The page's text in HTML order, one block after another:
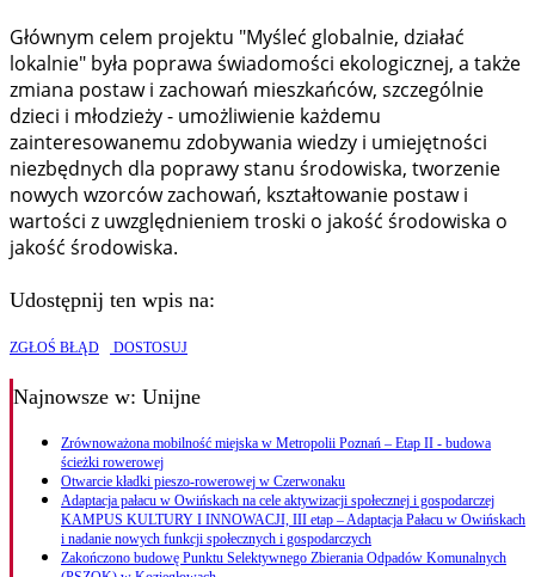
Głównym celem projektu "Myśleć globalnie, działać
lokalnie" była poprawa świadomości ekologicznej, a także
zmiana postaw i zachowań mieszkańców, szczególnie
dzieci i młodzieży - umożliwienie każdemu
zainteresowanemu zdobywania wiedzy i umiejętności
niezbędnych dla poprawy stanu środowiska, tworzenie
nowych wzorców zachowań, kształtowanie postaw i
wartości z uwzględnieniem troski o jakość środowiska o
jakość środowiska.
Udostępnij ten wpis na:
ZGŁOŚ BŁĄD DOSTOSUJ
Najnowsze w: Unijne
Zrównoważona mobilność miejska w Metropolii Poznań – Etap II - budowa
ścieżki rowerowej
Otwarcie kładki pieszo-rowerowej w Czerwonaku
Adaptacja pałacu w Owińskach na cele aktywizacji społecznej i gospodarczej
KAMPUS KULTURY I INNOWACJI, III etap – Adaptacja Pałacu w Owińskach
i nadanie nowych funkcji społecznych i gospodarczych
Zakończono budowę Punktu Selektywnego Zbierania Odpadów Komunalnych